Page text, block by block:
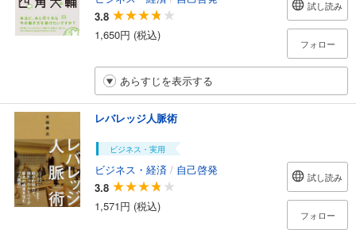
3.8
1,650円 (税込)
試し読み
フォロー
あらすじを表示する
レバレッジ人脈術
ビジネス・実用
ビジネス・経済 / 自己啓発
3.8
1,571円 (税込)
試し読み
フォロー